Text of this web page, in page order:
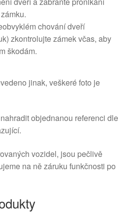
chování dveří
zkontrolujte zámek včas, aby
škodám.
jinak, veškeré foto je
objednanou referenci dle
vozidel, jsou pečlivě
na ně záruku funkčnosti po